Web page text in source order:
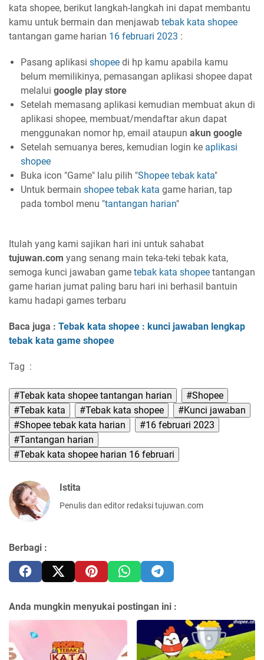
kata shopee, berikut langkah-langkah ini dapat membantu
kamu untuk bermain dan menjawab tebak kata shopee
tantangan game harian 16 februari 2023 :
Pasang aplikasi shopee di hp kamu apabila kamu
belum memilikinya, pemasangan aplikasi shopee dapat
melalui google play store
Setelah memasang aplikasi kemudian membuat akun di
aplikasi shopee, membuat/mendaftar akun dapat
menggunakan nomor hp, email ataupun akun google
Setelah semuanya beres, kemudian login ke aplikasi
shopee
Buka icon "Game" lalu pilih "Shopee tebak kata"
Untuk bermain shopee tebak kata game harian, tap
pada tombol menu "tantangan harian"
Itulah yang kami sajikan hari ini untuk sahabat
tujuwan.com yang senang main teka-teki tebak kata,
semoga kunci jawaban game tebak kata shopee tantangan
game harian jumat paling baru hari ini berhasil bantuin
kamu hadapi games terbaru
Baca juga : Tebak kata shopee : kunci jawaban lengkap
tebak kata game shopee
Tag :
#Tebak kata shopee tantangan harian
#Shopee
#Tebak kata
#Tebak kata shopee
#Kunci jawaban
#Shopee tebak kata harian
#16 februari 2023
#Tantangan harian
#Tebak kata shopee harian 16 februari
Istita
Penulis dan editor redaksi tujuwan.com
Berbagi :
Anda mungkin menyukai postingan ini :